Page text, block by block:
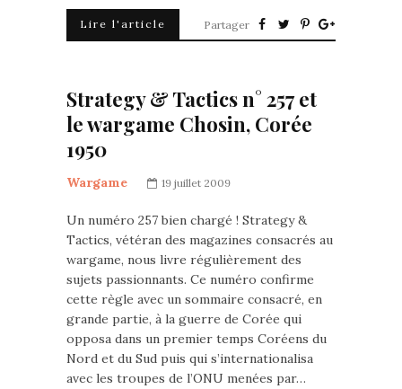
Lire l'article Partager
Strategy & Tactics n° 257 et
le wargame Chosin, Corée
1950
Wargame 19 juillet 2009
Un numéro 257 bien chargé ! Strategy &
Tactics, vétéran des magazines consacrés au
wargame, nous livre régulièrement des
sujets passionnants. Ce numéro confirme
cette règle avec un sommaire consacré, en
grande partie, à la guerre de Corée qui
opposa dans un premier temps Coréens du
Nord et du Sud puis qui s’internationalisa
avec les troupes de l’ONU menées par…